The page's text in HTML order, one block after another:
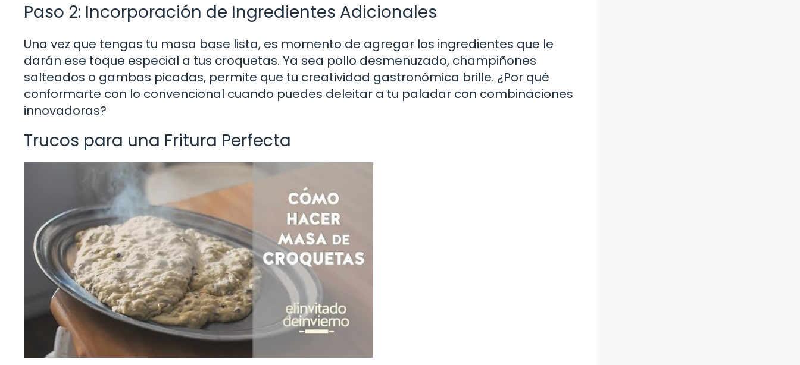
Paso 2: Incorporación de Ingredientes Adicionales
Una vez que tengas tu masa base lista, es momento de agregar los ingredientes que le
darán ese toque especial a tus croquetas. Ya sea pollo desmenuzado, champiñones
salteados o gambas picadas, permite que tu creatividad gastronómica brille. ¿Por qué
conformarte con lo convencional cuando puedes deleitar a tu paladar con combinaciones
innovadoras?
Trucos para una Fritura Perfecta